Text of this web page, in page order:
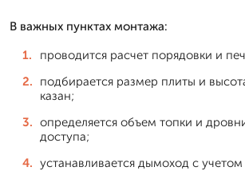
В важных пунктах монтажа:
проводится расчет порядовки и
подбирается размер плиты и
казан;
определяется объем топки и
доступа;
устанавливается дымоход с учетом